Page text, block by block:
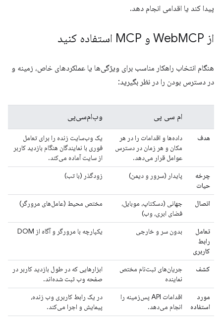
پیدا کند یا اقدامی انجام دهد.
از Web MCP و MCP استفاده کنید
هنگام انتخاب راهکار مناسب برای ویژگی‌ها یا عملکردهای خاص، زمینه و
در دسترس بودن را در نظر بگیرید:
ام سی پی وب‌ام‌سی‌پی
هدف
داده‌ها و اقدامات را در هر
مکان و هر زمان در دسترس
عوامل قرار می‌دهد.
یک وب‌سایت زنده را برای تعامل
فوری با نمایندگان هنگام بازدید کاربر
از سایت آماده می‌کند.
چرخه
حیات
پایدار (سرور و دیمن) زودگذر (با تب)
اتصال
جهانی (دسکتاپ، موبایل،
فضای ابری، وب)
مختص محیط (عامل‌های مرورگر)
تعامل
رابط
کاربری
بدون سر و خارجی یکپارچه با مرورگر و آگاه از DOM
کشف
جریان‌های ثبت‌نام مختص
نماینده
ابزارهایی که در طول بازدید کاربر در
صفحه وب ثبت شده‌اند.
مورد
استفاده
اقدامات API پس‌زمینه را
انجام می‌دهد.
در یک رابط کاربری وب زنده،
پیمایش و اجرا می‌کند.